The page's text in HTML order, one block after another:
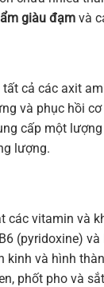
giàu đạm và
cả các axit
và phục hồi
cấp một
lượng.
các vitamin và
(pyridoxine)
và hình
phốt pho và